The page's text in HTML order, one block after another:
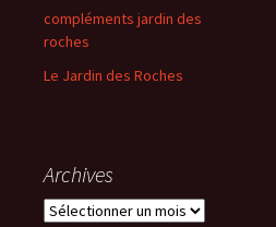
compléments jardin des
roches
Le Jardin des Roches
Archives
Archives